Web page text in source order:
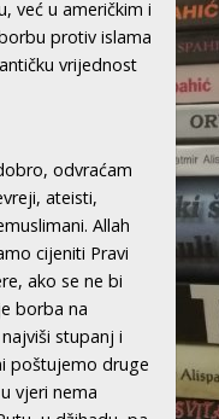
već u američkim i
protiv islama
vrijednost
odvraćam
ateisti,
Allah
cijeniti Pravi
ako se ne bi
borba na
stupanj i
poštujemo druge
vjeri nema